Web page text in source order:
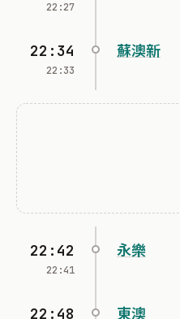
22:27
22:34
22:33
蘇澳新
22:42
22:41
永樂
22:48 東澳